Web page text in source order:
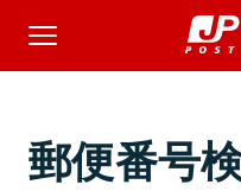
郵便番号